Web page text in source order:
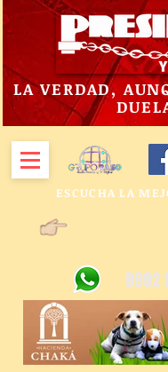
LA VERDAD,
ESCUCHA LA
9992